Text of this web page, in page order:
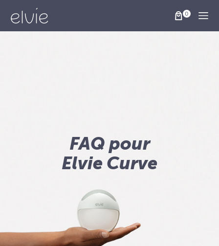
FAQ pour
Elvie Curve